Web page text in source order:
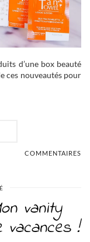
d’une box beauté
ces nouveautés pour
COMMENTAIRES
vanity
!